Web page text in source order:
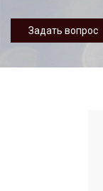
Задать вопрос